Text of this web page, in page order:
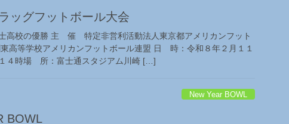
ッグフットボール大会
高校の優勝 主 催 特定非営利活動法人東京都アメリカンフット
等学校アメリカンフットボール連盟 日 時：令和８年２月１１
４時場 所：富士通スタジアム川崎 […]
New Year BOWL
BOWL